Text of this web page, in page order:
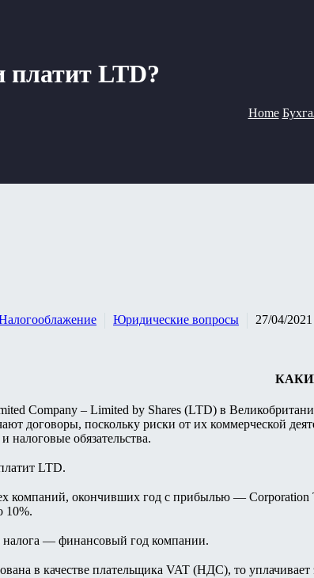
платит LTD?
Home
Юридические вопросы 27/04/2021
Company – Limited by Shares (LTD) в
договоры, поскольку риски от их коммерческой
обязательства.
LTD.
компаний, окончивших год с прибылью — Corporation
10%.
налога — финансовый год компании.
в качестве плательщика VAT (НДС), то уплачивает